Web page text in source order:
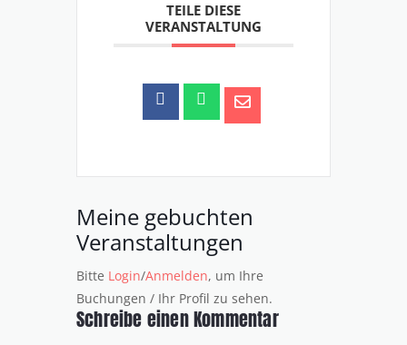
TEILE DIESE
VERANSTALTUNG
Meine gebuchten
Veranstaltungen
Bitte Login/Anmelden, um Ihre
Buchungen / Ihr Profil zu sehen.
Schreibe einen Kommentar